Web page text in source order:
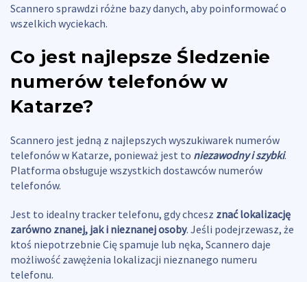
Scannero sprawdzi różne bazy danych, aby poinformować o
wszelkich wyciekach.
Co jest najlepsze Śledzenie
numerów telefonów w
Katarze?
Scannero jest jedną z najlepszych wyszukiwarek numerów
telefonów w Katarze, ponieważ jest to niezawodny i szybki.
Platforma obsługuje wszystkich dostawców numerów
telefonów.
Jest to idealny tracker telefonu, gdy chcesz znać lokalizację
zarówno znanej, jak i nieznanej osoby. Jeśli podejrzewasz, że
ktoś niepotrzebnie Cię spamuje lub nęka, Scannero daje
możliwość zawężenia lokalizacji nieznanego numeru
telefonu.